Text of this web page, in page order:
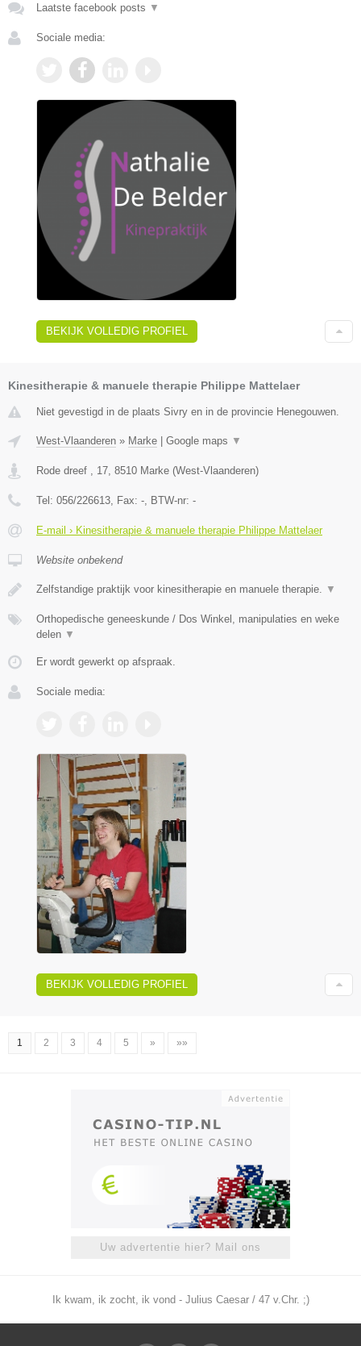
Laatste facebook posts ▼
Sociale media:
BEKIJK VOLLEDIG PROFIEL
Kinesitherapie & manuele therapie Philippe Mattelaer
Niet gevestigd in de plaats Sivry en in de provincie Henegouwen.
West-Vlaanderen » Marke | Google maps ▼
Rode dreef , 17 8510 Marke (West-Vlaanderen)
Tel: 056/226613 , Fax: - , BTW-nr: -
E-mail › Kinesitherapie & manuele therapie Philippe Mattelaer
Website onbekend
Zelfstandige praktijk voor kinesitherapie en manuele therapie. ▼
Orthopedische geneeskunde / Dos Winkel, manipulaties en weke
delen ▼
Er wordt gewerkt op afspraak.
Sociale media:
BEKIJK VOLLEDIG PROFIEL
1 2 3 4 5 » »»
Uw advertentie hier? Mail ons
Ik kwam, ik zocht, ik vond - Julius Caesar / 47 v.Chr. ;)